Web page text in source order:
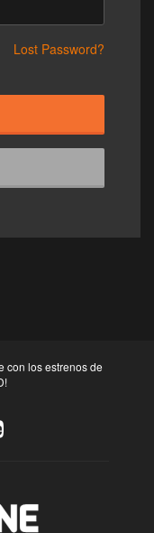
Lost Password?
con los estrenos de